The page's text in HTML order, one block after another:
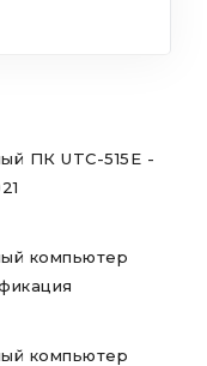
ПК UTC-515E -
компьютер
компьютер